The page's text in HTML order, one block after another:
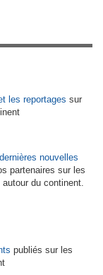
les reportages sur
dernières nouvelles
partenaires sur les
du continent.
publiés sur les